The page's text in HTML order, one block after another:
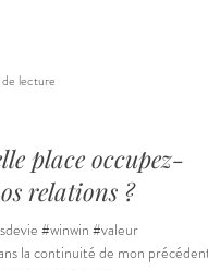
place occupez-
relations ?